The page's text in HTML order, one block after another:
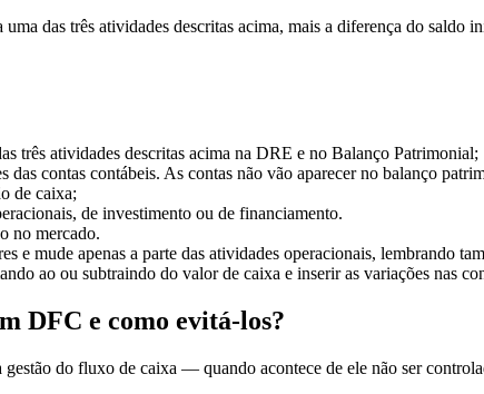
das três atividades descritas acima, mais a diferença do
três atividades descritas acima na DRE e no Balanço Patrimonial;
contas contábeis. As contas não vão aparecer no balanço
de caixa;
de investimento ou de financiamento.
no mercado.
e mude apenas a parte das atividades operacionais, lembrando
ao ou subtraindo do valor de caixa e inserir as variações nas
DFC e como evitá-los?
do fluxo de caixa — quando acontece de ele não ser